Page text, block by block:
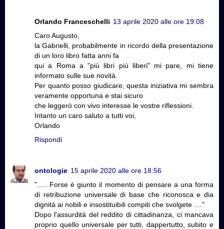
Orlando Franceschelli 13 aprile 2020 alle ore 19:08
Caro Augusto,
la Gabrielli, probabilmente in ricordo della presentazione
di un loro libro fatta anni fa
qui a Roma a "più libri più liberi" mi pare, mi tiene
informato sulle sue novità.
Per quanto posso giudicare, questa iniziativa mi sembra
veramente opportuna e stai sicuro
che leggerò con vivo interesse le vostre riflessioni.
Intanto un caro saluto a tutti voi,
Orlando
Rispondi
ontologie 15 aprile 2020 alle ore 18:56
"..... Forse è giunto il momento di pensare a una forma
di retribuzione universale di base che riconosca e dia
dignità ai nobili e insostituibili compiti che svolgete ...."
Dopo l'assurdità del reddito di cittadinanza, ci mancava
proprio quello universale per tutti, dappertutto, subito e